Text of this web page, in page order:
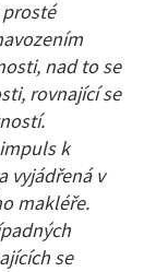
nad to se
rovnající se
k
vyjádřená v
makléře.
se